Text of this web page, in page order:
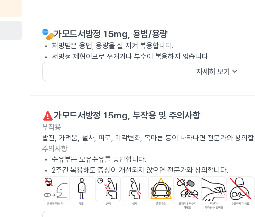
가모드서방정 15mg, 용법/용량
처방받은 용법, 용량을 잘 지켜 복용합니다.
서방정 제형이므로 쪼개거나 부수어 복용하지 않습니다.
자세히 보기 keyboard_arrow_down
가모드서방정 15mg, 부작용 및 주의사항
부작용
발진, 가려움, 설사, 피로, 미각변화, 목마름 등이 나타나면 전문가와 상의
주의사항
수유부는 모유수유를 중단합니다.
2주간 복용해도 증상이 개선되지 않으면 전문가와 상의합니다.